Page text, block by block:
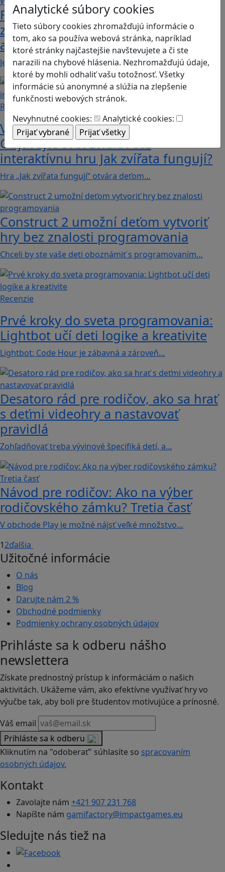
Analytické súbory cookies
Tieto súbory cookies zhromažďujú informácie o
tom, ako sa používa webová stránka, napríklad
ktoré stránky najčastejšie navštevujete a či ste
narazili na chybové hlásenia. Nezhromažďujú údaje,
ktoré by mohli odhaliť vašu totožnosť. Všetky
informácie sú anonymné a slúžia na zlepšenie
funkčnosti webových stránok.
Nevyhnutné cookies:
Analytické cookies:
Fotografujte zvieratká, aby ste
zachránili ostrov v Alba: A Wildlife
adventure
Jednoduchá hra, vhodná pre kohokoľvek z rodiny,…
Recenzie
Vzdelávacie dobrodružstvo:
Objavujte svet zvierat cez
interaktívnu hru Jak zvířata fungují?
Hra „Jak zvířata fungují“ otvára deťom…
Construct 2 umožní deťom vytvoriť
hry bez znalosti programovania
Chceli by ste vaše deti oboznámiť s programovaním…
Recenzie
Prvé kroky do sveta programovania:
Lightbot učí deti logike a kreativite
Lightbot: Code Hour je zábavná a zároveň…
Desatoro rád pre rodičov, ako sa hrať
s deťmi videohry a nastavovať
pravidlá
Zohľadňovať treba vývinové špecifiká detí, a…
Návod pre rodičov: Ako na výber
rodičovského zámku? Tretia časť
V obchode Play je možné nájsť veľké množstvo…
12ďalšia
Užitočné informácie
O nás
Blog
Darujte nám 2 %
Obchodné podmienky
Podmienky ochrany osobných údajov
Prihláste sa k odberu nášho
newslettera
Získate prednostný prístup k informáciám o našich
aktivitách. Ukážeme vám, ako efektívne využívať hry vo
výučbe tak, aby boli pre študentov motivujúce a prínosné.
Váš email
Prihláste sa k odberu
Kliknutím na "odoberať" súhlasíte so spracovaním
osobných údajov.
Kontakt
Zavolajte nám +421 907 231 768
Napíšte nám gamifactory@impactgames.eu
Sledujte nás tiež na